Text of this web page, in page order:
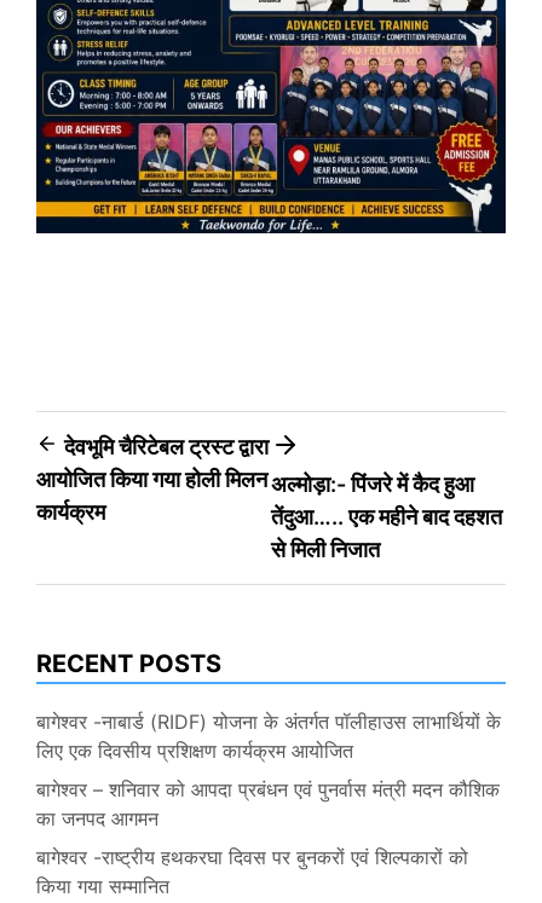
Post
navigation
देवभूमि चैरिटेबल ट्रस्ट द्वारा
आयोजित किया गया होली मिलन
कार्यक्रम
अल्मोड़ा:- पिंजरे में कैद हुआ
तेंदुआ….. एक महीने बाद दहशत
से मिली निजात
RECENT POSTS
बागेश्वर -नाबार्ड (RIDF) योजना के अंतर्गत पॉलीहाउस लाभार्थियों के
लिए एक दिवसीय प्रशिक्षण कार्यक्रम आयोजित
बागेश्वर – शनिवार को आपदा प्रबंधन एवं पुनर्वास मंत्री मदन कौशिक
का जनपद आगमन
बागेश्वर -राष्ट्रीय हथकरघा दिवस पर बुनकरों एवं शिल्पकारों को
किया गया सम्मानित